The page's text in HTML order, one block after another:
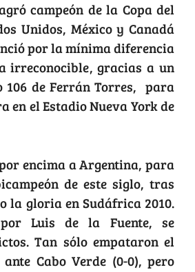
campeón de la Copa del
Unidos, México y Canadá
por la mínima diferencia
irreconocible, gracias a un
106 de Ferrán Torres, para
en el Estadio Nueva York de
encima a Argentina, para
de este siglo, tras
la gloria en Sudáfrica 2010.
Luis de la Fuente, se
Tan sólo empataron el
Cabo Verde (0-0), pero